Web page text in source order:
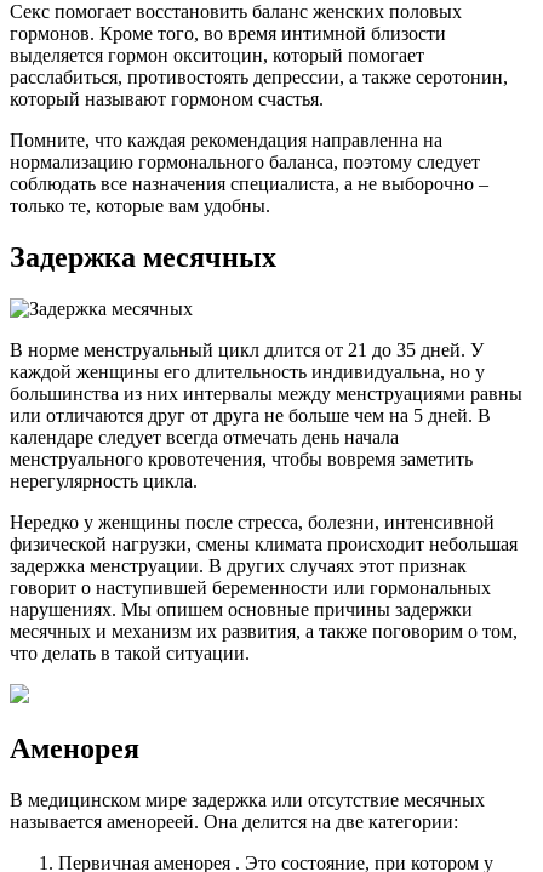
Секс помогает восстановить баланс женских половых
гормонов. Кроме того, во время интимной близости
выделяется гормон окситоцин, который помогает
расслабиться, противостоять депрессии, а также серотонин,
который называют гормоном счастья.
Помните, что каждая рекомендация направленна на
нормализацию гормонального баланса, поэтому следует
соблюдать все назначения специалиста, а не выборочно –
только те, которые вам удобны.
Задержка месячных
В норме менструальный цикл длится от 21 до 35 дней. У
каждой женщины его длительность индивидуальна, но у
большинства из них интервалы между менструациями равны
или отличаются друг от друга не больше чем на 5 дней. В
календаре следует всегда отмечать день начала
менструального кровотечения, чтобы вовремя заметить
нерегулярность цикла.
Нередко у женщины после стресса, болезни, интенсивной
физической нагрузки, смены климата происходит небольшая
задержка менструации. В других случаях этот признак
говорит о наступившей беременности или гормональных
нарушениях. Мы опишем основные причины задержки
месячных и механизм их развития, а также поговорим о том,
что делать в такой ситуации.
Аменорея
В медицинском мире задержка или отсутствие месячных
называется аменореей. Она делится на две категории:
Первичная аменорея . Это состояние, при котором у